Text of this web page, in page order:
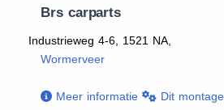
Brs carparts
Industrieweg 4-6, 1521 NA,
Wormerveer
Meer informatie Dit